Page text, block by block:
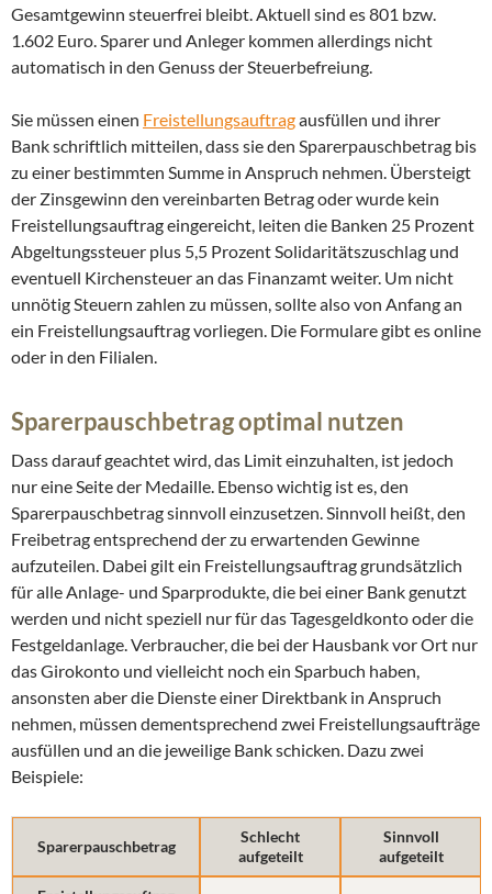
Gesamtgewinn steuerfrei bleibt. Aktuell sind es 801 bzw.
1.602 Euro. Sparer und Anleger kommen allerdings nicht
automatisch in den Genuss der Steuerbefreiung.
Sie müssen einen Freistellungsauftragausfüllen und ihrer
Bank schriftlich mitteilen, dass sie den Sparerpauschbetrag bis
zu einer bestimmten Summe in Anspruch nehmen. Übersteigt
der Zinsgewinn den vereinbarten Betrag oder wurde kein
Freistellungsauftrag eingereicht, leiten die Banken 25 Prozent
Abgeltungssteuer plus 5,5 Prozent Solidaritätszuschlag und
eventuell Kirchensteuer an das Finanzamt weiter. Um nicht
unnötig Steuern zahlen zu müssen, sollte also von Anfang an
ein Freistellungsauftrag vorliegen. Die Formulare gibt es online
oder in den Filialen.
Sparerpauschbetrag optimal nutzen
Dass darauf geachtet wird, das Limit einzuhalten, ist jedoch
nur eine Seite der Medaille. Ebenso wichtig ist es, den
Sparerpauschbetrag sinnvoll einzusetzen. Sinnvoll heißt, den
Freibetrag entsprechend der zu erwartenden Gewinne
aufzuteilen. Dabei gilt ein Freistellungsauftrag grundsätzlich
für alle Anlage- und Sparprodukte, die bei einer Bank genutzt
werden und nicht speziell nur für das Tagesgeldkonto oder die
Festgeldanlage. Verbraucher, die bei der Hausbank vor Ort nur
das Girokonto und vielleicht noch ein Sparbuch haben,
ansonsten aber die Dienste einer Direktbank in Anspruch
nehmen, müssen dementsprechend zwei Freistellungsaufträge
ausfüllen und an die jeweilige Bank schicken. Dazu zwei
Beispiele:
Sparerpauschbetrag
Schlecht
aufgeteilt
Sinnvoll
aufgeteilt